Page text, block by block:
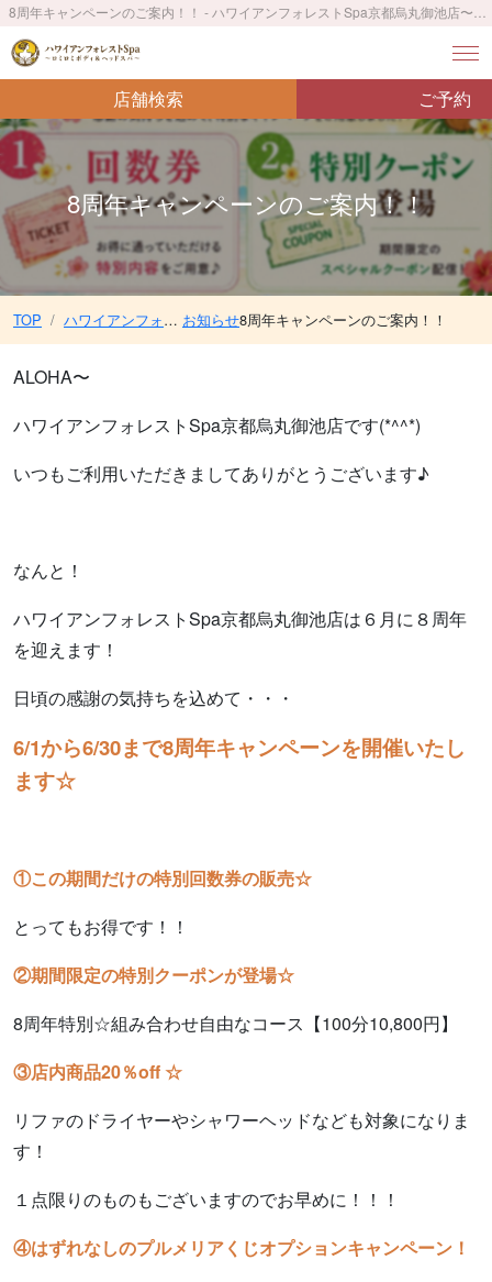
店舗検索 ご予約
8周年キャンペーンのご案内！！
TOP ハワイアンフォレストSpa京都烏丸御池店〜ロミロミボディ＆ヘッドスパ〜／烏丸御池駅 徒歩2分 お知らせ8周年キャンペーンのご案内！！
ALOHA〜
ハワイアンフォレストSpa京都烏丸御池店です(*^^*)
いつもご利用いただきましてありがとうございます♪
なんと！
ハワイアンフォレストSpa京都烏丸御池店は６月に８周年
を迎えます！
日頃の感謝の気持ちを込めて・・・
6/1から6/30まで8周年キャンペーンを開催いたし
ます☆
①この期間だけの特別回数券の販売☆
とってもお得です！！
②期間限定の特別クーポンが登場☆
8周年特別☆組み合わせ自由なコース【100分10,800円】
③店内商品20％off ☆
リファのドライヤーやシャワーヘッドなども対象になりま
す！
１点限りのものもございますのでお早めに！！！
④はずれなしのプルメリアくじオプションキャンペーン！